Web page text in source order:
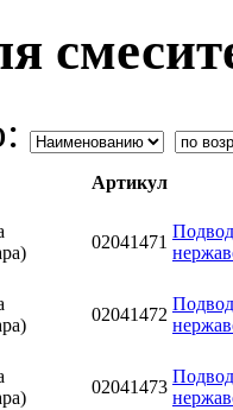
Артикул
02041471
02041472
02041473